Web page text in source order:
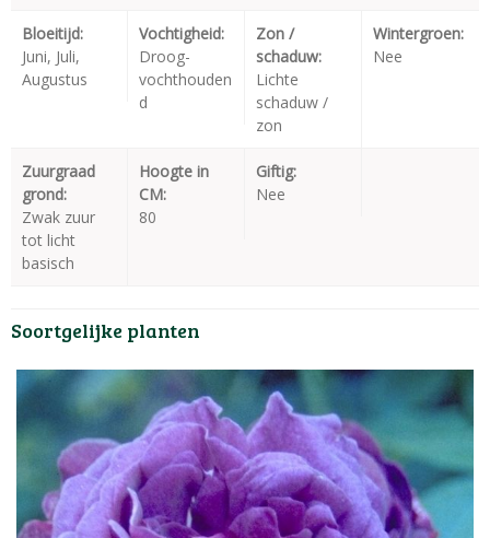
Bloeitijd:
Juni, Juli,
Augustus
Vochtigheid:
Droog-
vochthouden
d
Zon /
schaduw:
Lichte
schaduw /
zon
Wintergroen:
Nee
Zuurgraad
grond:
Zwak zuur
tot licht
basisch
Hoogte in
CM:
80
Giftig:
Nee
Soortgelijke planten